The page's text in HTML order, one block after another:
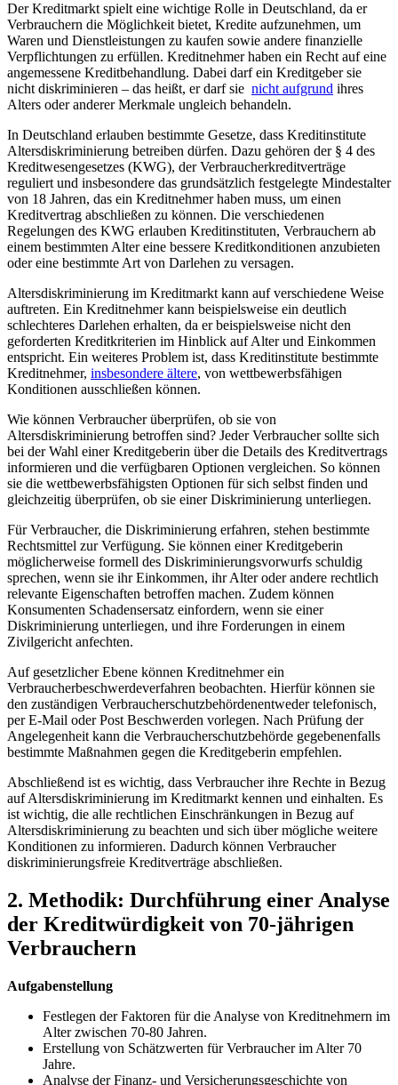
Der Kreditmarkt ‍spielt⁢ eine wichtige‍ Rolle‌ in Deutschland, da er
Verbrauchern die ‍Möglichkeit bietet, Kredite aufzunehmen, um⁢
Waren und ⁣Dienstleistungen ​zu kaufen sowie andere⁤ finanzielle
Verpflichtungen zu erfüllen. Kreditnehmer⁤ haben ‌ein ​Recht auf eine ​
angemessene ⁣Kreditbehandlung. Dabei darf ein Kreditgeber sie
nicht diskriminieren – ⁣das heißt, er darf sie ⁢ nicht aufgrund ihres
Alters oder ⁣anderer⁢ Merkmale ⁣ungleich behandeln.
In ⁤Deutschland erlauben bestimmte Gesetze, dass Kreditinstitute⁤
Altersdiskriminierung⁤ betreiben dürfen. Dazu gehören der ⁣§ 4⁤ des
⁢Kreditwesengesetzes (KWG),​ der Verbraucherkreditverträge
reguliert und insbesondere das ​grundsätzlich⁣ festgelegte⁢ Mindestalter
von⁢ 18 Jahren, das ein Kreditnehmer haben muss, um einen‌
Kreditvertrag ​abschließen zu können. Die​ verschiedenen
⁣Regelungen ⁤des ⁤KWG erlauben Kreditinstituten, Verbrauchern ab
einem bestimmten Alter ⁣eine bessere Kreditkonditionen anzubieten‍
oder ‍eine bestimmte‌ Art von Darlehen zu⁤ versagen.
Altersdiskriminierung im Kreditmarkt kann auf verschiedene ⁣Weise
auftreten. Ein Kreditnehmer kann⁢ beispielsweise ein⁢ deutlich
schlechteres Darlehen​ erhalten, da er beispielsweise nicht den
geforderten ‌Kreditkriterien im Hinblick⁤ auf Alter ​und Einkommen
entspricht.‍ Ein weiteres Problem ist, ⁢dass ⁤Kreditinstitute bestimmte
Kreditnehmer,​ insbesondere‌ ältere, ⁣von wettbewerbsfähigen ​
Konditionen ausschließen‍ können.
Wie⁣ können Verbraucher überprüfen, ⁤ob sie von⁢
Altersdiskriminierung betroffen sind? Jeder Verbraucher ⁤sollte sich
‌bei der Wahl einer Kreditgeberin über die Details⁢ des Kreditvertrags
informieren‍ und die verfügbaren Optionen ⁣vergleichen. So können
sie die ‍wettbewerbsfähigsten Optionen ⁣für sich selbst finden und
gleichzeitig überprüfen, ob​ sie einer ‌Diskriminierung unterliegen.
Für Verbraucher, die Diskriminierung⁣ erfahren, ⁢stehen bestimmte⁣
Rechtsmittel zur⁢ Verfügung. ‌Sie ‍können einer Kreditgeberin
möglicherweise formell des Diskriminierungsvorwurfs schuldig
sprechen, wenn sie ihr Einkommen,‍ ihr Alter oder andere rechtlich
relevante Eigenschaften ​betroffen machen. Zudem können
Konsumenten Schadensersatz einfordern, ‍wenn sie einer
Diskriminierung unterliegen, und ⁣ihre Forderungen ‍in einem
Zivilgericht anfechten.
Auf ‌gesetzlicher Ebene⁤ können ⁣Kreditnehmer ein
Verbraucherbeschwerdeverfahren beobachten. Hierfür ⁢können‍ sie
den ‌zuständigen Verbraucherschutzbehördenentweder telefonisch,
per E-Mail oder Post⁣ Beschwerden vorlegen. Nach Prüfung der
Angelegenheit kann⁣ die Verbraucherschutzbehörde gegebenenfalls
bestimmte‍ Maßnahmen⁣ gegen die ⁢Kreditgeberin empfehlen.
Abschließend ‌ist ⁢es wichtig, dass⁤ Verbraucher ihre Rechte in Bezug‍
auf ⁣Altersdiskriminierung ⁣im Kreditmarkt⁢ kennen ⁢und einhalten. Es
⁣ist​ wichtig, die alle rechtlichen ‌Einschränkungen in Bezug⁤ auf
Altersdiskriminierung zu beachten und sich ⁤über mögliche weitere
Konditionen‍ zu informieren. Dadurch können Verbraucher
diskriminierungsfreie Kreditverträge abschließen.
2. Methodik: Durchführung ⁣einer Analyse
der Kreditwürdigkeit von 70-jährigen
Verbrauchern
Aufgabenstellung
Festlegen ⁢der Faktoren für die Analyse von⁤ Kreditnehmern‍ im
Alter zwischen 70-80⁣ Jahren.
Erstellung von Schätzwerten für Verbraucher im​ Alter 70
Jahre.
Analyse der Finanz- und Versicherungsgeschichte von⁢